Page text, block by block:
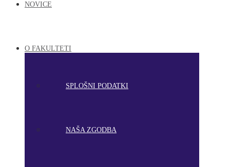
NOVICE
O FAKULTETI
SPLOŠNI PODATKI
NAŠA ZGODBA